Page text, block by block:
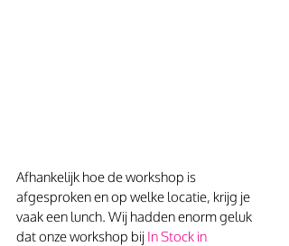
Afhankelijk hoe de workshop is
afgesproken en op welke locatie, krijg je
vaak een lunch. Wij hadden enorm geluk
dat onze workshop bij In Stock in